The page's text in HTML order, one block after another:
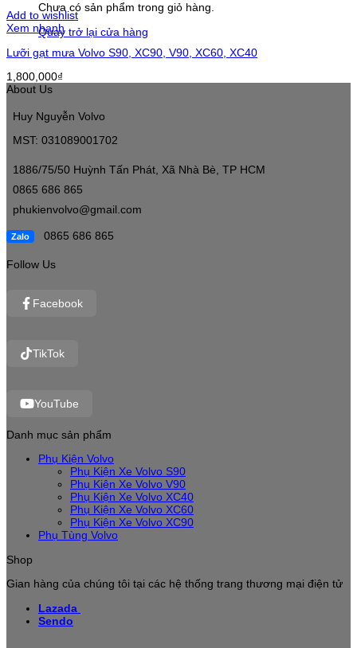
Chưa có sản phẩm trong giỏ hàng.
Quay trở lại cửa hàng
Add to wishlist
Xem nhanh
Lưỡi gạt mưa Volvo S90, XC90, V90, XC60, XC40
1,800,000₫
About Us
Huy Nguyễn Volvo
MST: 031089001702
1886/75/50 Huỳnh Tấn Phát, Xã Nhà Bè, TP HCM
0865 686 865
phukienvolvo@gmail.com
Zalo 0865 686 865
Follow Us
Facebook
TikTok
YouTube
Danh mục sản phẩm
Phụ Kiện Volvo
Phụ Kiện Xe Volvo S90
Phụ Kiện Xe Volvo V90
Phụ Kiện Xe Volvo XC40
Phụ Kiện Xe Volvo XC60
Phụ Kiện Xe Volvo XC90
Phụ Tùng Volvo
Shop
Gian hàng của chúng tôi tại các hệ thống trang thương mại điện tử
Lazada
Sendo